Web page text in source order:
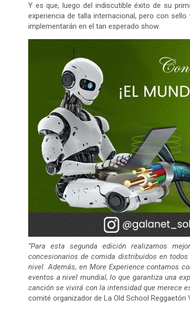
Y es que, luego del indiscutible éxito de su
experiencia de talla internacional, pero con
implementarán en el tan esperado show.
“Para esta segunda edición realizamos
concesionarios de comida distribuidos en
nivel. Además, en More Experience contamos
eventos a nivel mundial, lo que garantiza una
canción se vivirá con la intensidad que merece
comité organizador de La Old School Reggaetón